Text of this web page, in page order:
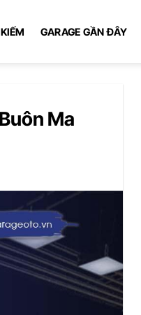
GARAGE GẦN ĐÂY
Ma